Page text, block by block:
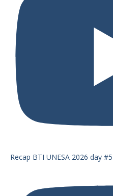
Recap BTI UNESA 2026 day #5